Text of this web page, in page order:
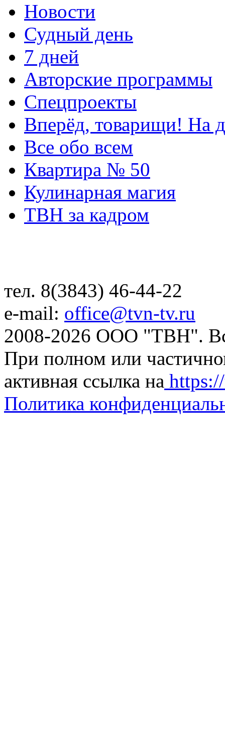
Новости
Судный день
7 дней
Авторские программы
Спецпроекты
Вперёд, товарищи! На
Все обо всем
Квартира № 50
Кулинарная магия
ТВН за кадром
тел. 8(3843) 46-44-22
e-mail: office@tvn-tv.ru
2008-2026 ООО "ТВН".
При полном или
активная ссылка на
Политика